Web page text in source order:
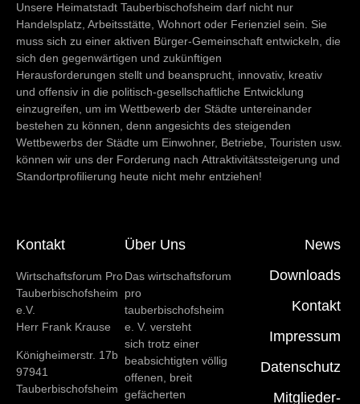
Unsere Heimatstadt Tauberbischofsheim darf nicht nur
Handelsplatz, Arbeitsstätte, Wohnort oder Ferienziel sein. Sie
muss sich zu einer aktiven Bürger-Gemeinschaft entwickeln, die
sich den gegenwärtigen und zukünftigen
Herausforderungen stellt und beansprucht, innovativ, kreativ
und offensiv in die politisch-gesellschaftliche Entwicklung
einzugreifen, um im Wettbewerb der Städte untereinander
bestehen zu können, denn angesichts des steigenden
Wettbewerbs der Städte um Einwohner, Betriebe, Touristen usw.
können wir uns der Forderung nach Attraktivitätssteigerung und
Standortprofilierung heute nicht mehr entziehen!
Kontakt
Wirtschaftsforum Pro
Tauberbischofsheim
e.V.
Herr Frank Krause
Königheimerstr. 17b
97941
Tauberbischofsheim
Über Uns
Das wirtschaftsforum
pro
tauberbischofsheim
e. V. versteht
sich trotz einer
beabsichtigten völlig
offenen, breit
gefächerten
News
Downloads
Kontakt
Impressum
Datenschutz
Mitglieder-